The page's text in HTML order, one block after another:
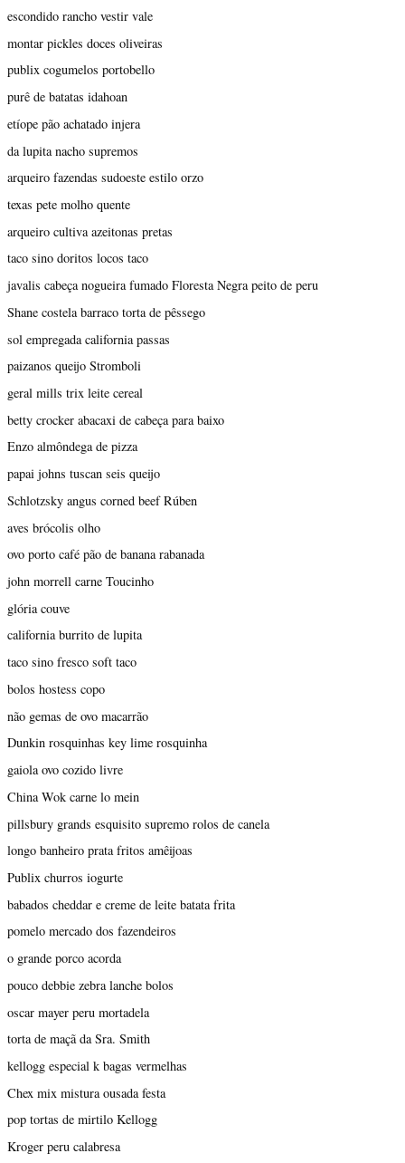
escondido rancho vestir vale
montar pickles doces oliveiras
publix cogumelos portobello
purê de batatas idahoan
etíope pão achatado injera
da lupita nacho supremos
arqueiro fazendas sudoeste estilo orzo
texas pete molho quente
arqueiro cultiva azeitonas pretas
taco sino doritos locos taco
javalis cabeça nogueira fumado Floresta Negra peito de peru
Shane costela barraco torta de pêssego
sol empregada california passas
paizanos queijo Stromboli
geral mills trix leite cereal
betty crocker abacaxi de cabeça para baixo
Enzo almôndega de pizza
papai johns tuscan seis queijo
Schlotzsky angus corned beef Rúben
aves brócolis olho
ovo porto café pão de banana rabanada
john morrell carne Toucinho
glória couve
california burrito de lupita
taco sino fresco soft taco
bolos hostess copo
não gemas de ovo macarrão
Dunkin rosquinhas key lime rosquinha
gaiola ovo cozido livre
China Wok carne lo mein
pillsbury grands esquisito supremo rolos de canela
longo banheiro prata fritos amêijoas
Publix churros iogurte
babados cheddar e creme de leite batata frita
pomelo mercado dos fazendeiros
o grande porco acorda
pouco debbie zebra lanche bolos
oscar mayer peru mortadela
torta de maçã da Sra. Smith
kellogg especial k bagas vermelhas
Chex mix mistura ousada festa
pop tortas de mirtilo Kellogg
Kroger peru calabresa